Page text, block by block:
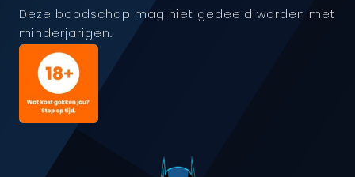
Deze boodschap mag niet gedeeld worden met
minderjarigen.